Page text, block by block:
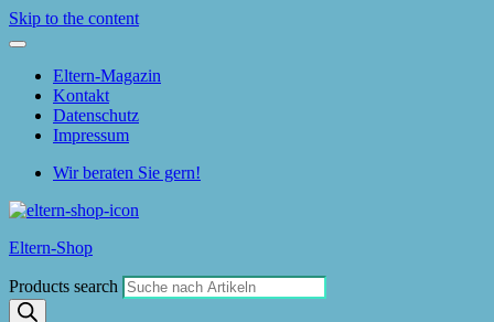
Skip to the content
Eltern-Magazin
Kontakt
Datenschutz
Impressum
Wir beraten Sie gern!
Eltern-Shop
Products search